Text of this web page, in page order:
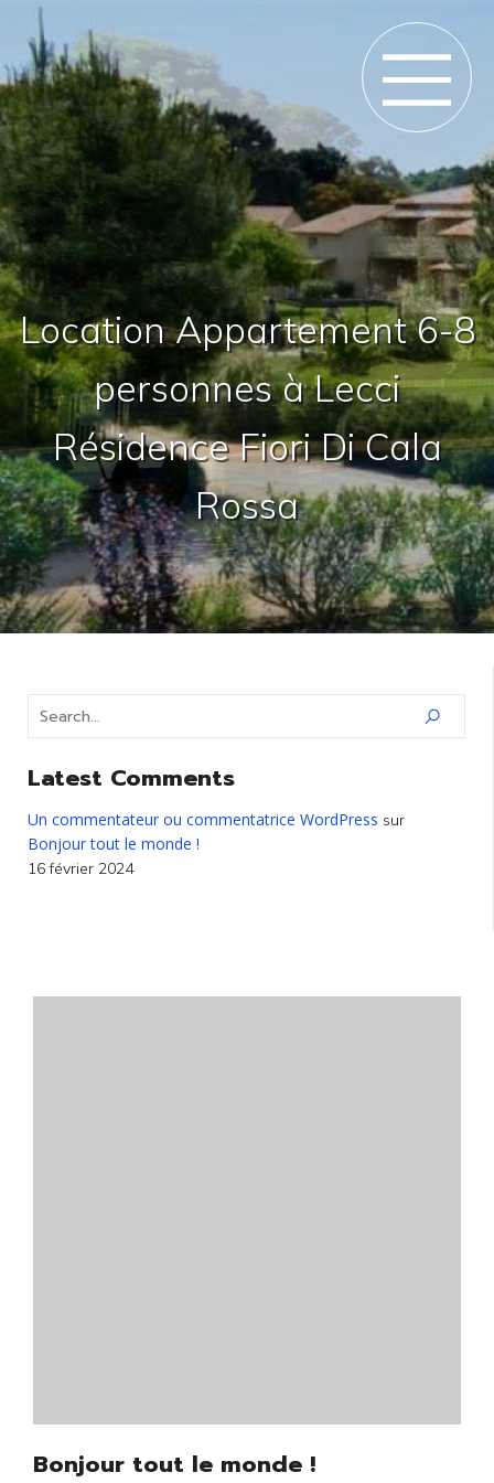
Location Appartement 6-8
personnes à Lecci
Résidence Fiori Di Cala
Rossa
Latest Comments
Un commentateur ou commentatrice WordPress sur
Bonjour tout le monde !
16 février 2024
Bonjour tout le monde !